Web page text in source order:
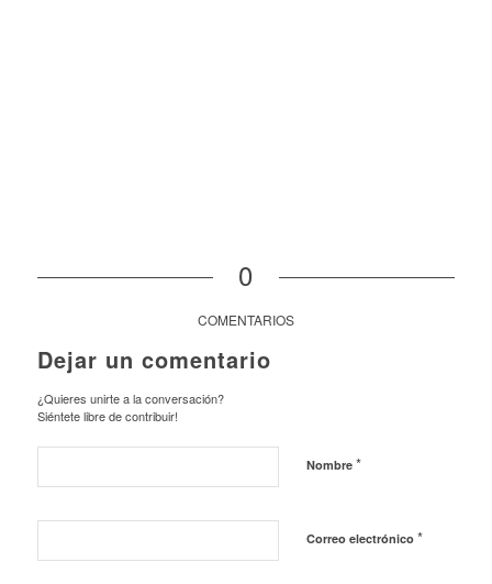
0
COMENTARIOS
Dejar un comentario
¿Quieres unirte a la conversación?
Siéntete libre de contribuir!
Nombre *
Correo electrónico *